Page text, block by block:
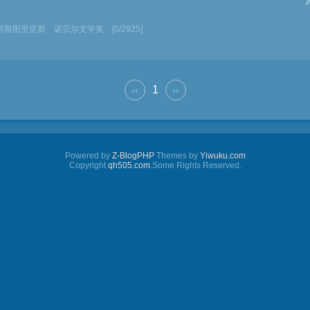
斯图里亚斯 诺贝尔文学奖 [0/2925]
‹‹ 1 ››
Powered by Z-BlogPHPThemes by Yiwuku.com
Copyrightqh505.com.Some Rights Reserved.